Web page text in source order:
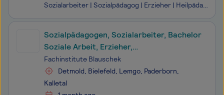
Sozialarbeiter | Sozialpädagog | Erzieher | Heilpädagog | SonderpädagogDie Junge Welten OWL GmbH ist ein freier Träger der Kinder- und Jugendhilfe mit Sitz in Bielefeld. Wir begleiten Kinder, Jugendliche, junge Erwachsene und Familien in herausfordernden Lebenssituationen und unterstützen sie dabei,
Sozialpädagogen, Sozialarbeiter, Bachelor
Soziale Arbeit, Erzieher,
Heilerziehungspfleger oder Psychologen
(m/w/d) in der stationären Jugendhilfe
Fachinstitute Blauschek
Detmold, Bielefeld, Lemgo, Paderborn,
Kalletal